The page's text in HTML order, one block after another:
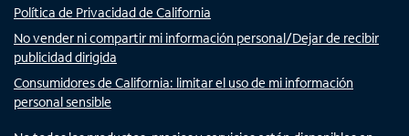
Política de Privacidad de California
No vender ni compartir mi información personal/Dejar de recibir
publicidad dirigida
Consumidores de California: limitar el uso de mi información
personal sensible